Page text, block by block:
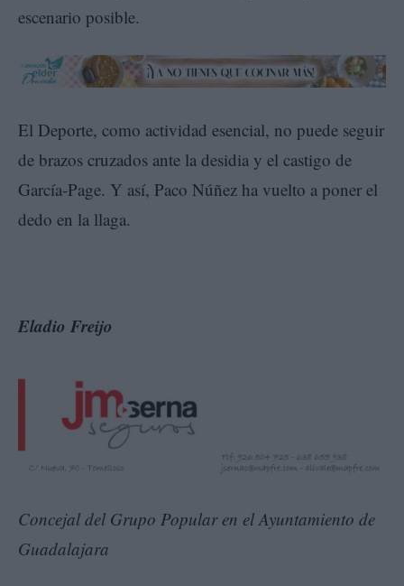
escenario posible.
El Deporte, como actividad esencial, no puede seguir
de brazos cruzados ante la desidia y el castigo de
García-Page. Y así, Paco Núñez ha vuelto a poner el
dedo en la llaga.
Eladio Freijo
Concejal del Grupo Popular en el Ayuntamiento de
Guadalajara